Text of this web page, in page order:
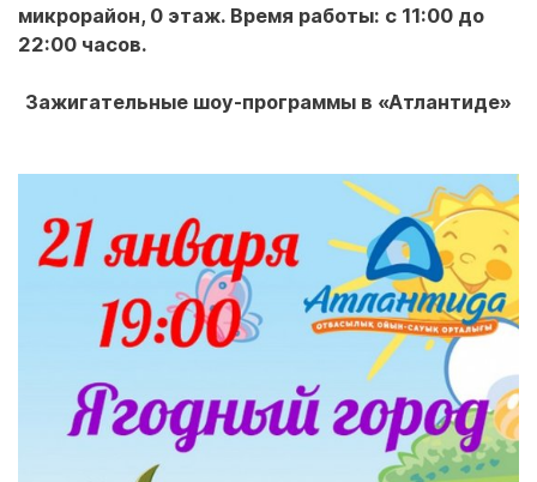
микрорайон, 0 этаж. Время работы: с 11:00 до
22:00 часов.
Зажигательные шоу-программы в «Атлантиде»